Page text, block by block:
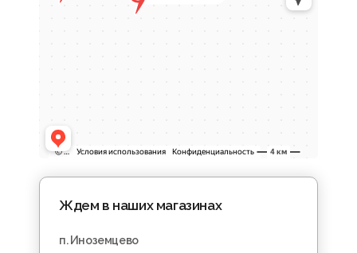
Ждем в наших магазинах
п. Иноземцево